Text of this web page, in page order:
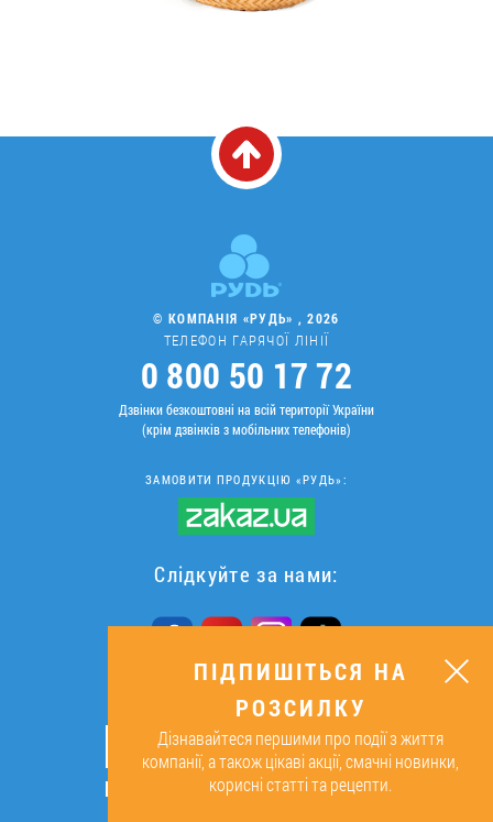
© КОМПАНІЯ «РУДЬ» , 2026
ТЕЛЕФОН ГАРЯЧОЇ ЛІНІЇ
0 800 50 17 72
Дзвінки безкоштовні на всій території України
(крім дзвінків з мобільних телефонів)
ЗАМОВИТИ ПРОДУКЦІЮ «РУДЬ»:
Слідкуйте за нами:
ПІДПИШІТЬСЯ НА РОЗСИЛКУ
ОК
Підписуючись, я даю згоду на
ПІДПИШІТЬСЯ НА
РОЗСИЛКУ
Дізнавайтеся першими про події з життя
компанії, а також цікаві акції, смачні новинки,
корисні статті та рецепти.